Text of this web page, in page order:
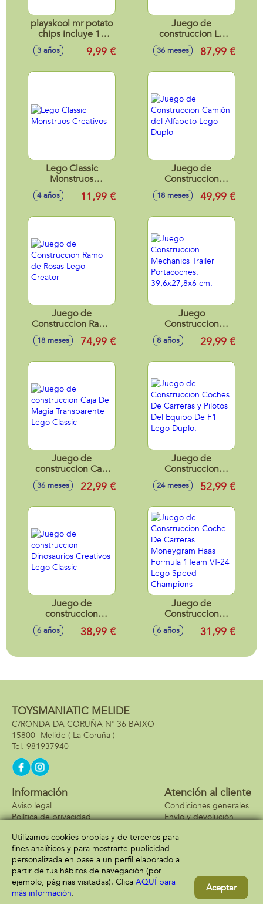
playskool mr potato
chips incluye 10
accesorios
3 años 9,99 €
Juego de
construccion La
Casa de Muñecas
de Gabby Lego
36 meses 87,99 €
Lego Classic
Monstruos
Creativos
4 años 11,99 €
Juego de
Construccion
Camión del
Alfabeto Lego
18 meses 49,99 €
Juego de
Construccion Ramo
de Rosas Lego
Creator
18 meses 74,99 €
Juego
Construccion
Mechanics Trailer
Portacoches.
8 años 29,99 €
Juego de
construccion Caja
De Magia
Transparente Lego
36 meses 22,99 €
Juego de
Construccion
Coches De Carreras
y Pilotos Del
Duplo.
24 meses 52,99 €
Juego de
construccion
Dinosaurios
Creativos Lego
6 años 38,99 €
Juego de
Construccion
Coche De Carreras
Moneygram Haas
24 Lego Speed
6 años 31,99 €
TOYSMANIATIC MELIDE
C/RONDA DA CORUÑA Nº 36 BAIXO
15800 -Melide ( La Coruña )
981937940
Información
Aviso legal
Política de privacidad
Atención al cliente
Condiciones generales
Envío y devolución
Formas de pago
Utilizamos cookies propias y de terceros para
fines analíticos y para mostrarte publicidad
personalizada en base a un perfil elaborado a
partir de tus hábitos de navegación (por
ejemplo, páginas visitadas). Clica AQUÍ para
más información. Aceptar